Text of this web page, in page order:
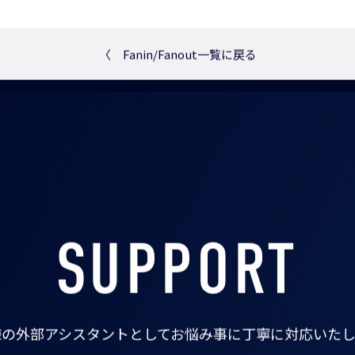
〈 Fanin/Fanout一覧に戻る
SUPPORT
外部アシスタントとしてお悩み事に丁寧に対応いた